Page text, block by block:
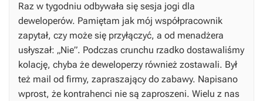
Raz w tygodniu odbywała się sesja jogi dla
deweloperów. Pamiętam jak mój współpracownik
zapytał, czy może się przyłączyć, a od menadżera
usłyszał: „Nie”. Podczas crunchu rzadko dostawaliśmy
kolację, chyba że deweloperzy również zostawali. Był
też mail od firmy, zapraszający do zabawy. Napisano
wprost, że kontrahenci nie są zaproszeni. Wielu z nas